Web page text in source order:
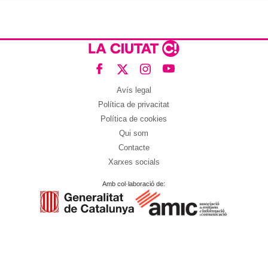
Avís legal
Política de privacitat
Política de cookies
Qui som
Contacte
Xarxes socials
Amb col·laboració de: